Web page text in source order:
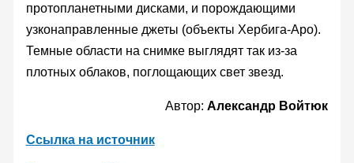
протопланетными дисками, и порождающими
узконаправленные джеты (объекты Хербига-Аро).
Темные области на снимке выглядят так из-за
плотных облаков, поглощающих свет звезд.
Автор:Александр Войтюк
Ссылка на источник